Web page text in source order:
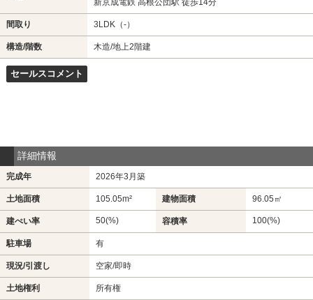
新京成電鉄 高根公団駅 徒歩14分
間取り 3LDK（-）
構造/階数 木造/地上2階建
セールスコメント
詳細情報
完成年 2026年3月築
土地面積 105.05m² 建物面積 96.05㎡
建ぺい率 50(%) 容積率 100(%)
駐車場 有
現況/引渡し 空家/即時
土地権利 所有権